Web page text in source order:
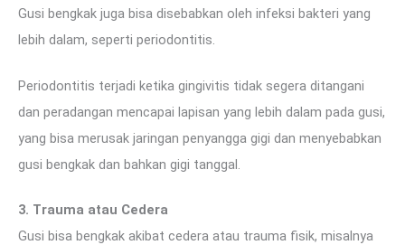
Gusi bengkak juga bisa disebabkan oleh infeksi bakteri yang
lebih dalam, seperti periodontitis.
Periodontitis terjadi ketika gingivitis tidak segera ditangani
dan peradangan mencapai lapisan yang lebih dalam pada gusi,
yang bisa merusak jaringan penyangga gigi dan menyebabkan
gusi bengkak dan bahkan gigi tanggal.
3. Trauma atau Cedera
Gusi bisa bengkak akibat cedera atau trauma fisik, misalnya